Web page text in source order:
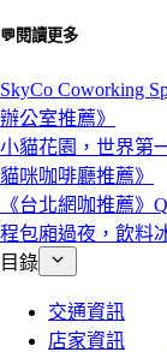
💬閱讀更多
SkyCo Coworking
辦公室推薦》
小貓花園，世界第
貓咪咖啡廳推薦》
《台北網咖推薦》
程包廂過夜，飲料
目錄
交通資訊
店家資訊